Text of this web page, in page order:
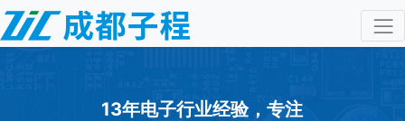
13年电子行业经验，专注